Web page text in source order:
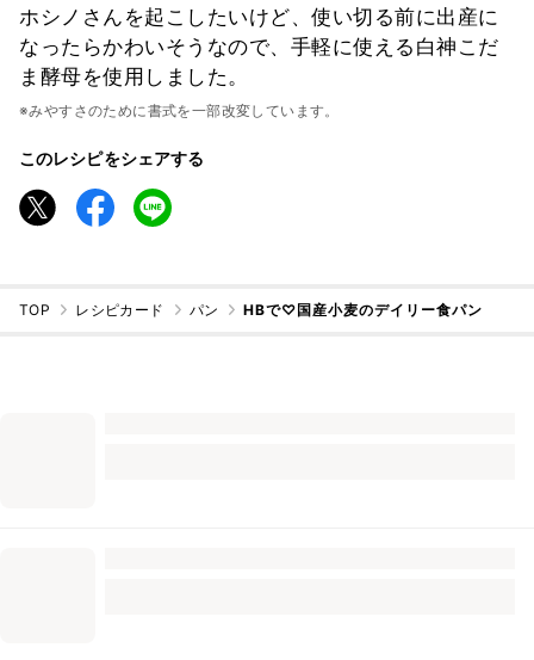
ホシノさんを起こしたいけど、使い切る前に出産に
なったらかわいそうなので、手軽に使える白神こだ
ま酵母を使用しました。
※みやすさのために書式を一部改変しています。
このレシピをシェアする
TOP レシピカード パン HBで♡国産小麦のデイリー食パン